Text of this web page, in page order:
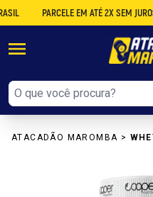
PARCELE EM ATÉ 2X SEM JUROS
ATACADÃO MAROMBA >